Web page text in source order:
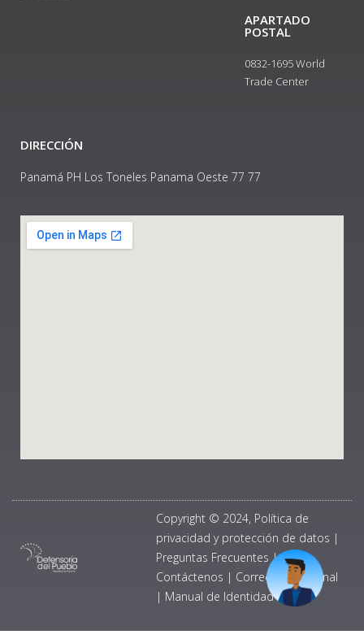
APARTADO
POSTAL
0832-1695 World
Trade Center
DIRECCIÓN
Panamá PH Los Toneles Panama Oeste 77 77
Copyright © 2024, Política de
privacidad y protección de datos |
Preguntas Frecuentes |
Contáctenos | Correo Institucional
| Manual de Identidad Visual